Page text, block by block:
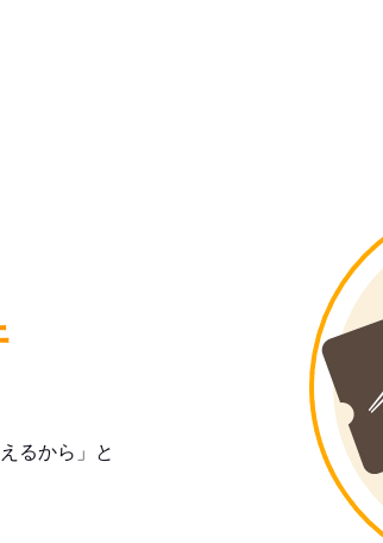
るから」と